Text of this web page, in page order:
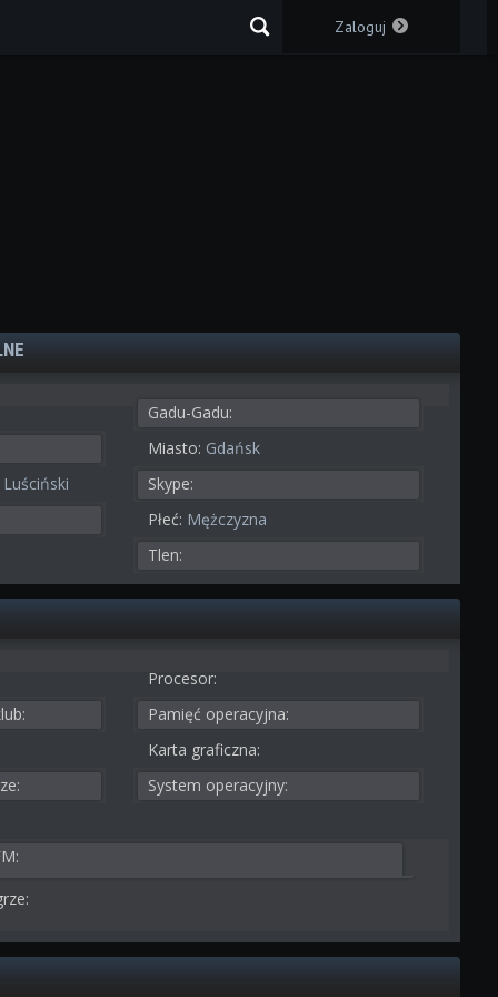
Zaloguj
Gadu-Gadu:
Miasto: Gdańsk
Skype:
Płeć: Mężczyzna
Tlen:
Procesor:
Pamięć operacyjna:
Karta graficzna:
System operacyjny: